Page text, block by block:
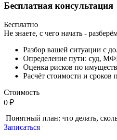
Бесплатно
Бесплатная консультация
Не знаете, с чего начать -
Разбор вашей ситуации с
Определение пути: суд,
Оценка рисков по
Расчёт стоимости и сроков
Стоимость
0 ₽
Понятный план: что делать,
Записаться